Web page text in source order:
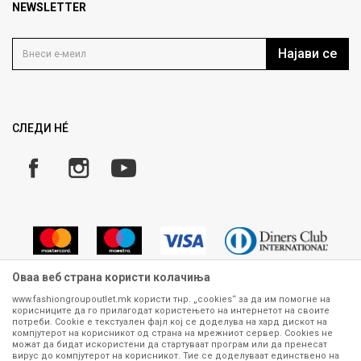
Продавница
Кариера
Политика на приватност
Како да купите
Замена и рефундација на производи
Плаќање
NEWSLETTER
Најави се
СЛЕДИ НÉ
Сите информации околу производите кои се изложени на нашата
онлајн продавница се стремиме да бидат конкретни, точни и прецизни,
меѓутоа не можеме да гарантираме дека се без ниту една грешка или
Оваа веб страна користи колачиња
www.fashiongroupoutlet.mk користи тнр. „cookies“ за да им помогне на
корисниците да го прилагодат користењето на интернетот на своите
потреби. Cookie е текстуален фајл кој се доделува на хард дискот на
компјутерот на корисникот од страна на мрежниот сервер. Cookies не
можат да бидат искористени да стартуваат програм или да пренесат
вирус до компјутерот на корисникот. Тие се доделуваат единствено на